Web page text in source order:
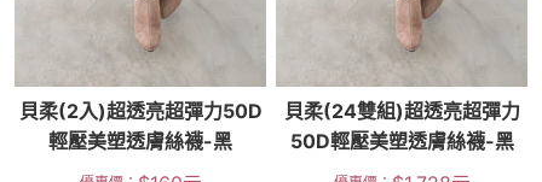
貝柔(2入)超透亮超彈力50D
輕壓美塑透膚絲襪-黑
貝柔(24雙組)超透亮超彈力
50D輕壓美塑透膚絲襪-黑